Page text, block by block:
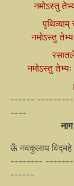
नमोऽस्तु
पृथिव्याम्
नमोऽस्तु
नमोऽस्तु
------
----
ऊँ नवकुलाय विद्महे
--------
------